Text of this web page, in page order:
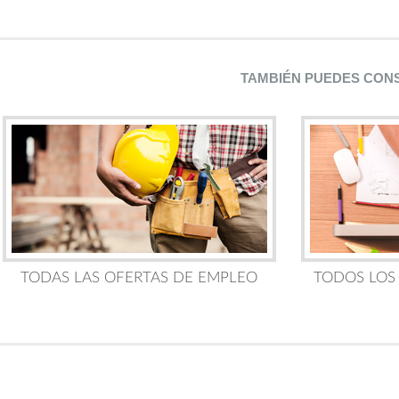
TAMBIÉN PUEDES
TODAS LAS OFERTAS DE EMPLEO TODOS